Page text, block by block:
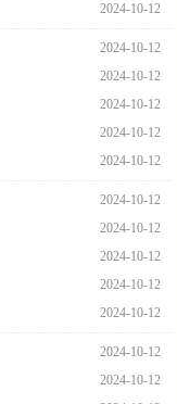
2024-10-12
2024-10-12
2024-10-12
2024-10-12
2024-10-12
2024-10-12
2024-10-12
2024-10-12
2024-10-12
2024-10-12
2024-10-12
2024-10-12
2024-10-12